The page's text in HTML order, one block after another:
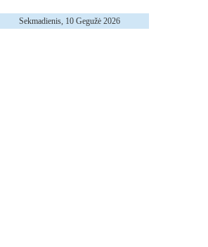
Sekmadienis, 10 Gegužė 2026